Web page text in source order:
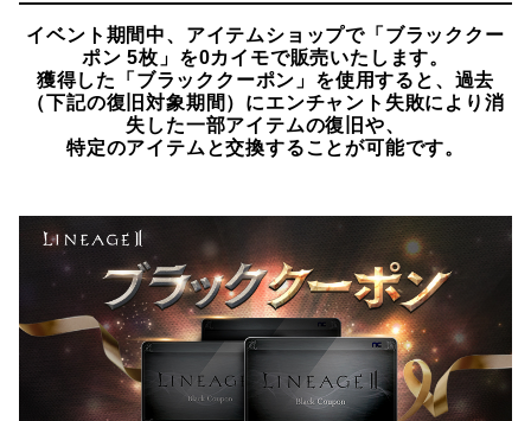
イベント期間中、アイテムショップで「ブラッククー
ポン 5枚」を0カイモで販売いたします。
獲得した「ブラッククーポン」を使用すると、過去
（下記の復旧対象期間）にエンチャント失敗により消
失した一部アイテムの復旧や、
特定のアイテムと交換することが可能です。